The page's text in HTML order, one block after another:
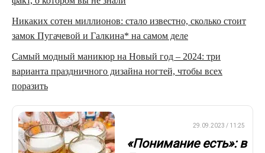
Никаких сотен миллионов: стало известно, сколько стоит
замок Пугачевой и Галкина* на самом деле
Самый модный маникюр на Новый год – 2024: три
варианта праздничного дизайна ногтей, чтобы всех
поразить
29.09.2023 / 11:25
«Понимание есть»: в